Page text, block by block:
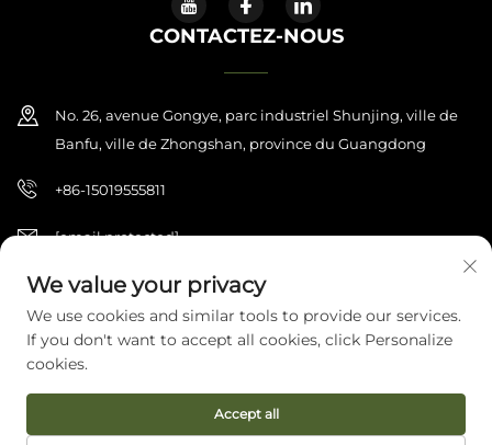
CONTACTEZ-NOUS
No. 26, avenue Gongye, parc industriel Shunjing, ville de
Banfu, ville de Zhongshan, province du Guangdong
+86-15019555811
[email protected]
Copyright © 2026 Zhongshan Haijilun Cultural And Educational
Product Co., Ltd.. Tous droits réservés. Politique de confidentialité
We value your privacy
We use cookies and similar tools to provide our services.
If you don't want to accept all cookies, click Personalize
cookies.
Accept all